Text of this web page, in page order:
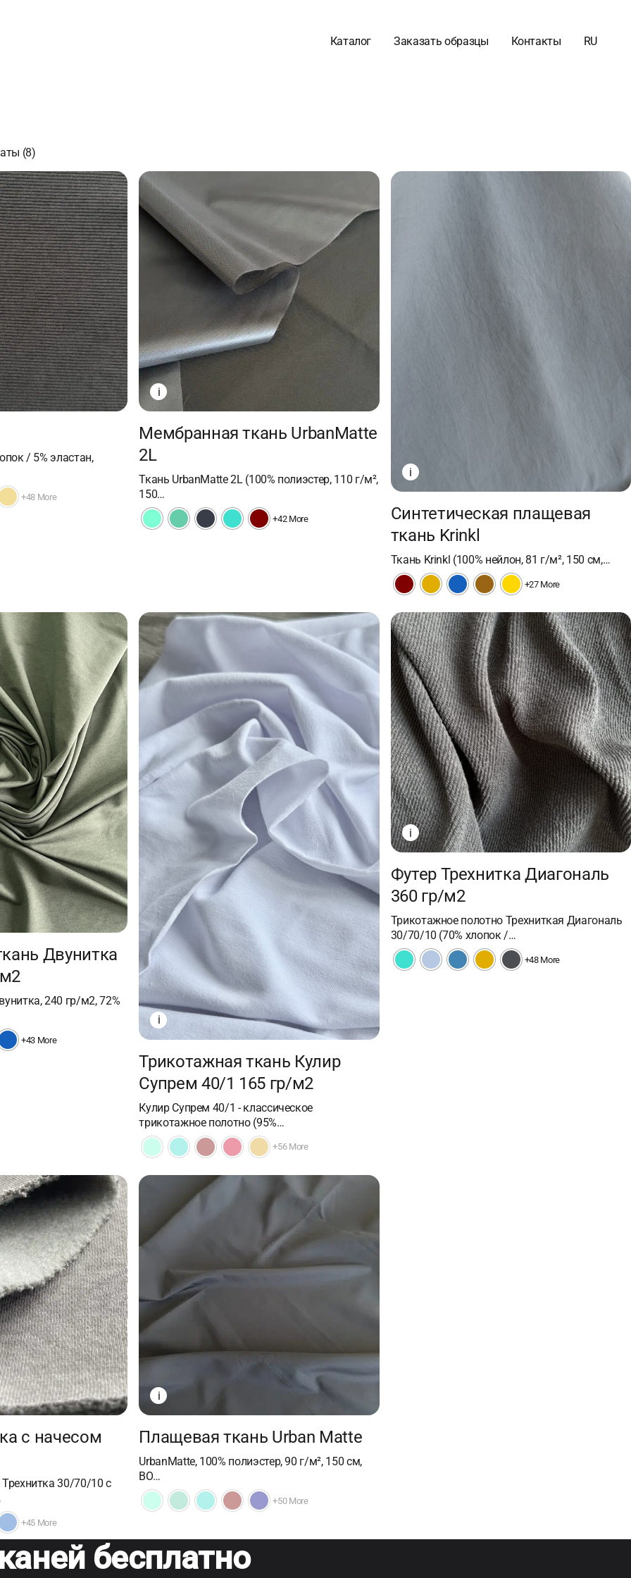
Каталог Заказать образцы Контакты RU
(8)
/ 5% эластан,
+48 More
i
Мембранная ткань UrbanMatte
2L
Ткань UrbanMatte 2L (100% полиэстер, 110 г/м²,
150…
+42 More
i
Синтетическая плащевая
ткань Krinkl
Ткань Krinkl (100% нейлон, 81 г/м², 150 см,…
+27 More
Двунитка
240 гр/м2, 72%
+43 More
i
Трикотажная ткань Кулир
Супрем 40/1 165 гр/м2
Кулир Супрем 40/1 - классическое
трикотажное полотно (95%…
+56 More
i
Футер Трехнитка Диагональ
360 гр/м2
Трикотажное полотно Трехниткая Диагональ
30/70/10 (70% хлопок /…
+48 More
с начесом
30/70/10 с
+45 More
i
Плащевая ткань Urban Matte
UrbanMatte, 100% полиэстер, 90 г/м², 150 см,
ВО…
+50 More
бесплатно